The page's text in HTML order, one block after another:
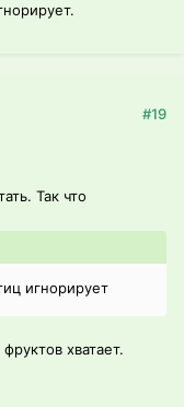
#19
Так что
игнорирует
хватает.